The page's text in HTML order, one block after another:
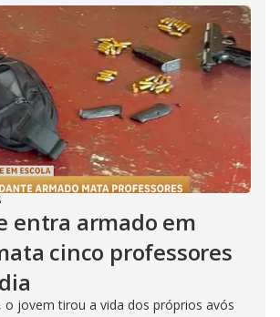
entra armado em
cinco professores
o jovem tirou a vida dos próprios avós